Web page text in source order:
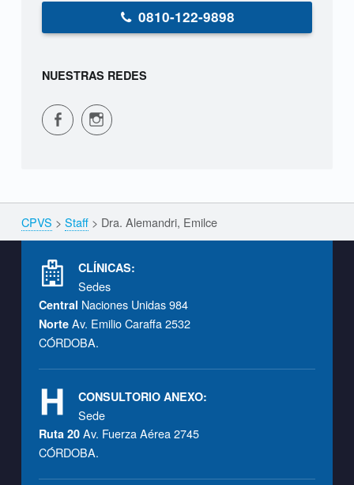
m
S
T
0810-122-9898
NUESTRAS REDES
CPVS en Facebook CPVS en Instagram
Breadcrumbs navigation
CPVS > Staff> Dra. Alemandri, Emilce
CLÍNICAS:
Sedes
Central Naciones Unidas 984
Norte Av. Emilio Caraffa 2532
CÓRDOBA.
CONSULTORIO ANEXO:
Sede
Ruta 20Av. Fuerza Aérea 2745
CÓRDOBA.